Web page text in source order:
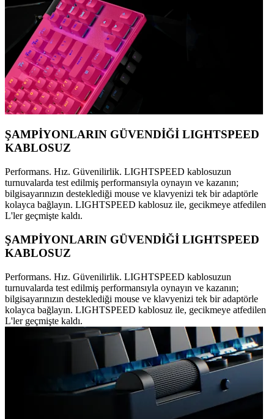
ŞAMPİYONLARIN GÜVENDİĞİ LIGHTSPEED
KABLOSUZ
Performans. Hız. Güvenilirlik. LIGHTSPEED kablosuzun
turnuvalarda test edilmiş performansıyla oynayın ve kazanın;
bilgisayarınızın desteklediği mouse ve klavyenizi tek bir adaptörle
kolayca bağlayın. LIGHTSPEED kablosuz ile, gecikmeye atfedilen
L'ler geçmişte kaldı.
ŞAMPİYONLARIN GÜVENDİĞİ LIGHTSPEED
KABLOSUZ
Performans. Hız. Güvenilirlik. LIGHTSPEED kablosuzun
turnuvalarda test edilmiş performansıyla oynayın ve kazanın;
bilgisayarınızın desteklediği mouse ve klavyenizi tek bir adaptörle
kolayca bağlayın. LIGHTSPEED kablosuz ile, gecikmeye atfedilen
L'ler geçmişte kaldı.